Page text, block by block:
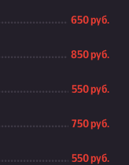
650 руб.
850 руб.
550 руб.
750 руб.
550 руб.